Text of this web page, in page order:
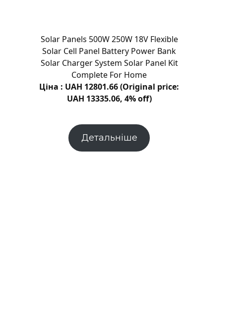
долю
Solar Panels 500W 250W 18V Flexible
Solar Cell Panel Battery Power Bank
Solar Charger System Solar Panel Kit
Complete For Home
Ціна : UAH 12801.66 (Original price:
UAH 13335.06, 4% off)
Детальніше